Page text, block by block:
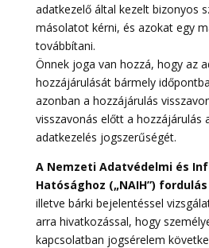
adatkezelő által kezelt bizonyos
másolatot kérni, és azokat egy
továbbítani.
Önnek joga van hozzá, hogy az
hozzájárulását bármely
azonban a hozzájárulás
visszavonás előtt a hozzájárulás
adatkezelés jogszerűségét.
A Nemzeti Adatvédelmi és
Hatósághoz („NAIH”)
illetve bárki bejelentéssel
arra hivatkozással, hogy
kapcsolatban jogsérelem